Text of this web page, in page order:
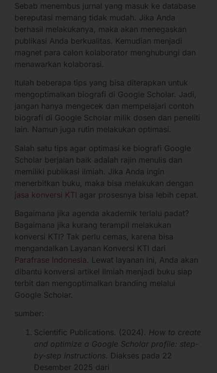
Sebab menembus jurnal yang masuk ke database
bereputasi memang tidak mudah. Jika Anda
berhasil melakukanya, maka akan menegaskan
publikasi Anda berkualitas. Kemudian menjadi
magnet para calon kolaborator menghubungi dan
menawarkan kolaborasi.
Itulah beberapa tips yang bisa diterapkan untuk
mengoptimalkan biografi di Google Scholar. Jadi,
jangan hanya mengecek dan mempelajari contoh
biografi di Google Scholar milik dosen dan peneliti
lain. Namun juga rutin melakukan optimasi.
Salah satu tips agar optimasi ke biografi Google
Scholar berjalan baik adalah rajin menulis dan
memiliki publikasi ilmiah. Jika Anda ingin
menerbitkan buku, maka bisa melakukan dengan
jasa konversi KTI agar prosesnya bisa lebih cepat.
Bagaimana jika agenda akademik terlalu padat?
Bagaimana jika kurang terampil melakukan
konversi KTI? Tak perlu cemas, karena bisa
mengandalkan Layanan Konversi KTI dari
Parafrase Indonesia. Lewat layanan ini, Anda akan
dibantu konversi artikel ilmiah menjadi buku siap
terbit dan mengoptimalkan branding melalui
Google Scholar.
sumber:
Scientific Publications. (2024). How to create
and optimize a Google Scholar profile: step-
by-step instructions. Diakses pada 22
Desember 2025 dari